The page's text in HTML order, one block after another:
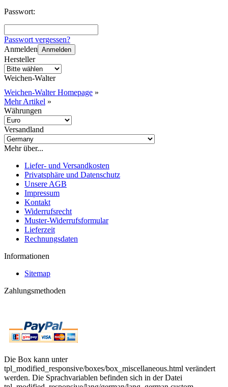
Passwort:
Passwort vergessen?
Anmelden Anmelden
Hersteller
Weichen-Walter
Weichen-Walter Homepage »
Mehr Artikel »
Währungen
Versandland
Mehr über...
Liefer- und Versandkosten
Privatsphäre und Datenschutz
Unsere AGB
Impressum
Kontakt
Widerrufsrecht
Muster-Widerrufsformular
Lieferzeit
Rechnungsdaten
Informationen
Sitemap
Zahlungsmethoden
Die Box kann unter
tpl_modified_responsive/boxes/box_miscellaneous.html verändert
werden. Die Sprachvariablen befinden sich in der Datei